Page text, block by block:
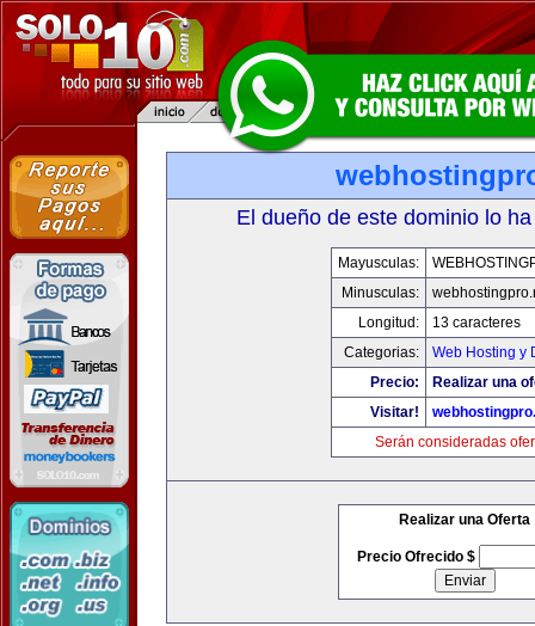
El dueño de este dominio lo
Mayusculas:
Minusculas:
Longitud:
13 caracteres
Categorias:
Web Hosting y
Precio:
Realizar una
Visitar!
Serán consideradas
Realizar una Oferta
Precio Ofrecido $